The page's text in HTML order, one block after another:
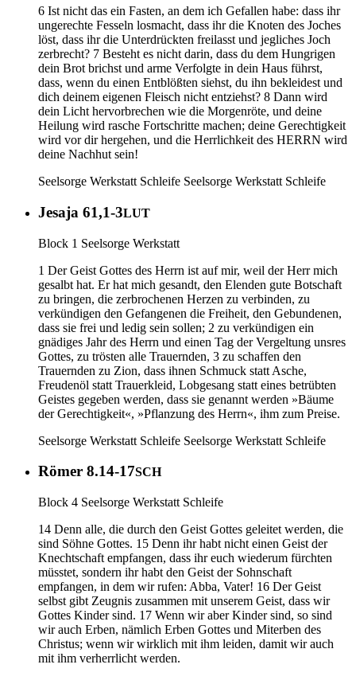
6 Ist nicht das ein Fasten, an dem ich Gefallen habe: dass ihr
ungerechte Fesseln losmacht, dass ihr die Knoten des Joches
löst, dass ihr die Unterdrückten freilasst und jegliches Joch
zerbrecht? 7 Besteht es nicht darin, dass du dem Hungrigen
dein Brot brichst und arme Verfolgte in dein Haus führst,
dass, wenn du einen Entblößten siehst, du ihn bekleidest und
dich deinem eigenen Fleisch nicht entziehst? 8 Dann wird
dein Licht hervorbrechen wie die Morgenröte, und deine
Heilung wird rasche Fortschritte machen; deine Gerechtigkeit
wird vor dir hergehen, und die Herrlichkeit des HERRN wird
deine Nachhut sein!
Seelsorge Werkstatt Schleife Seelsorge Werkstatt Schleife
Jesaja 61,1-3LUT
Block 1 Seelsorge Werkstatt
1 Der Geist Gottes des Herrn ist auf mir, weil der Herr mich
gesalbt hat. Er hat mich gesandt, den Elenden gute Botschaft
zu bringen, die zerbrochenen Herzen zu verbinden, zu
verkündigen den Gefangenen die Freiheit, den Gebundenen,
dass sie frei und ledig sein sollen; 2 zu verkündigen ein
gnädiges Jahr des Herrn und einen Tag der Vergeltung unsres
Gottes, zu trösten alle Trauernden, 3 zu schaffen den
Trauernden zu Zion, dass ihnen Schmuck statt Asche,
Freudenöl statt Trauerkleid, Lobgesang statt eines betrübten
Geistes gegeben werden, dass sie genannt werden »Bäume
der Gerechtigkeit«, »Pflanzung des Herrn«, ihm zum Preise.
Seelsorge Werkstatt Schleife Seelsorge Werkstatt Schleife
Römer 8.14-17SCH
Block 4 Seelsorge Werkstatt Schleife
14 Denn alle, die durch den Geist Gottes geleitet werden, die
sind Söhne Gottes. 15 Denn ihr habt nicht einen Geist der
Knechtschaft empfangen, dass ihr euch wiederum fürchten
müsstet, sondern ihr habt den Geist der Sohnschaft
empfangen, in dem wir rufen: Abba, Vater! 16 Der Geist
selbst gibt Zeugnis zusammen mit unserem Geist, dass wir
Gottes Kinder sind. 17 Wenn wir aber Kinder sind, so sind
wir auch Erben, nämlich Erben Gottes und Miterben des
Christus; wenn wir wirklich mit ihm leiden, damit wir auch
mit ihm verherrlicht werden.